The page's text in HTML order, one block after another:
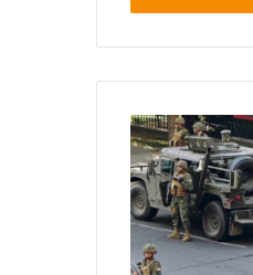
FACH
acuartela
todas
sus
unidades
“ante
posibles